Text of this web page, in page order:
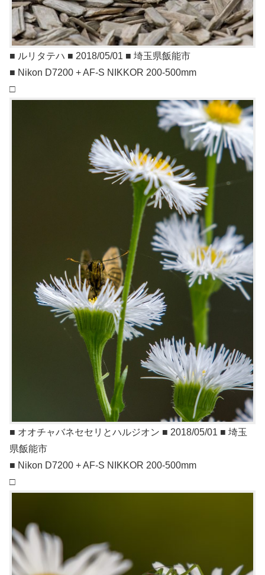
■ ルリタテハ ■ 2018/05/01 ■ 埼玉県飯能市
■ Nikon D7200 + AF-S NIKKOR 200-500mm
□
■ オオチャバネセセリとハルジオン ■ 2018/05/01 ■ 埼玉
県飯能市
■ Nikon D7200 + AF-S NIKKOR 200-500mm
□